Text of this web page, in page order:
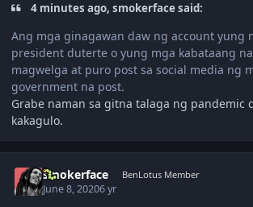
4 minutes ago, smokerface said:
Ang mga ginagawan daw ng account yung
president duterte o yung mga kabataang
magwelga at puro post sa social media ng
government na post.
Grabe naman sa gitna talaga ng pandemic
kakagulo.
smokerface BenLotus Member
June 8, 20206 yr